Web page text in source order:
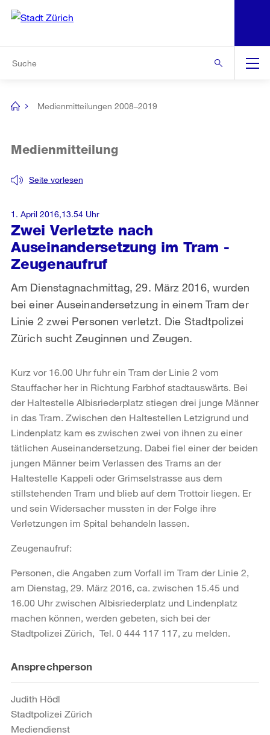
Navigation
[no
Medienmitteilungen 2008–2019
Zwei Verletzte nach
Auseinandersetzung im Tram -
Zeugenaufruf
Seite vorlesen
Medienmitteilung
Am Dienstagnachmittag, 29. März 2016, wurden
bei einer Auseinandersetzung in einem Tram der
Linie 2 zwei Personen verletzt. Die Stadtpolizei
Zürich sucht Zeuginnen und Zeugen.
1. April 2016,13.54 Uhr
Kurz vor 16.00 Uhr fuhr ein Tram der Linie 2 vom
Stauffacher her in Richtung Farbhof stadtauswärts. Bei
der Haltestelle Albisriederplatz stiegen drei junge Männer
in das Tram. Zwischen den Haltestellen Letzigrund und
Lindenplatz kam es zwischen zwei von ihnen zu einer
tätlichen Auseinandersetzung. Dabei fiel einer der beiden
jungen Männer beim Verlassen des Trams an der
Haltestelle Kappeli oder Grimselstrasse aus dem
stillstehenden Tram und blieb auf dem Trottoir liegen. Er
und sein Widersacher mussten in der Folge ihre
Verletzungen im Spital behandeln lassen.
Zeugenaufruf:
Personen, die Angaben zum Vorfall im Tram der Linie 2,
am Dienstag, 29. März 2016, ca. zwischen 15.45 und
16.00 Uhr zwischen Albisriederplatz und Lindenplatz
machen können, werden gebeten, sich bei der
Stadtpolizei Zürich, Tel. 0 444 117 117, zu melden.
Weitere
Informationen
Ansprechperson
Judith Hödl
Stadtpolizei Zürich
Mediendienst